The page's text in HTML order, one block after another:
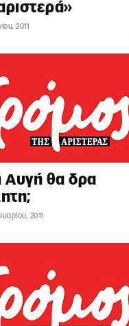
2011
Αυγή θα δρα
2011